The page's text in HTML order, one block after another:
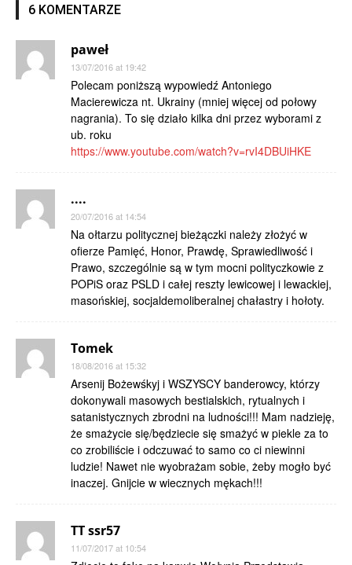
6 KOMENTARZE
paweł
13/07/2016 at 19:42
Polecam poniższą wypowiedź Antoniego
Macierewicza nt. Ukrainy (mniej więcej od połowy
nagrania). To się działo kilka dni przez wyborami z
ub. roku
https://www.youtube.com/watch?v=rvI4DBUiHKE
....
20/07/2016 at 14:54
Na ołtarzu politycznej bieżączki należy złożyć w
ofierze Pamięć, Honor, Prawdę, Sprawiedliwość i
Prawo, szczególnie są w tym mocni polityczkowie z
POPiS oraz PSLD i całej reszty lewicowej i lewackiej,
masońskiej, socjaldemoliberalnej chałastry i hołoty.
Tomek
18/08/2016 at 15:32
Arsenij Bożewśkyj i WSZYSCY banderowcy, którzy
dokonywali masowych bestialskich, rytualnych i
satanistycznych zbrodni na ludności!!! Mam nadzieję,
że smażycie się/będziecie się smażyć w piekle za to
co zrobiliście i odczuwać to samo co ci niewinni
ludzie! Nawet nie wyobrażam sobie, żeby mogło być
inaczej. Gnijcie w wiecznych mękach!!!
TT ssr57
11/07/2017 at 10:54